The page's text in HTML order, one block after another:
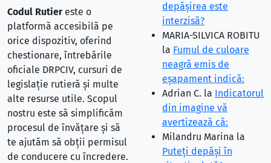
Codul Rutiereste o
platformă accesibilă pe
orice dispozitiv, oferind
chestionare, întrebările
oficiale DRPCIV, cursuri de
legislație rutieră și multe
alte resurse utile. Scopul
nostru este să simplificăm
procesul de învățare și să
te ajutăm să obții permisul
de conducere cu încredere.
depăşirea este
interzisă?
MARIA-SILVICA ROBITU
la Fumul de culoare
neagră emis de
eşapament indică:
Adrian C. la Indicatorul
din imagine vă
avertizează că:
Milandru Marina la
Puteţi depăşi în